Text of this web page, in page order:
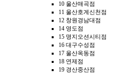
10 울산매곡점
11 울산호계신천점
12 창원경남대점
14 영도점
15 명지오션시티점
16 대구수성점
17 울산옥동점
18 연제점
19 경산중산점